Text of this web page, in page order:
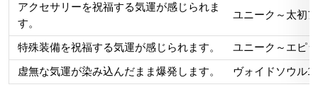
アクセサリーを祝福する気運が感じられま
す。
ユニーク～太初
特殊装備を祝福する気運が感じられます。 ユニーク～エピ
虚無な気運が染み込んだまま爆発します。 ヴォイドソウル1